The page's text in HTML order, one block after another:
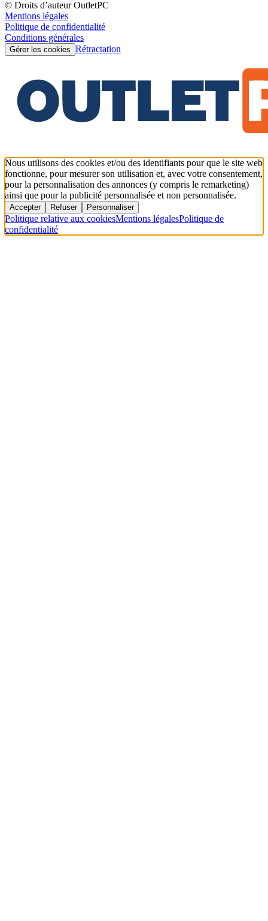
© Droits d’auteur OutletPC
Mentions légales
Politique de confidentialité
Conditions générales
Gérer les cookies Rétractation
Nous utilisons des cookies et/ou des identifiants pour que le site web
fonctionne, pour mesurer son utilisation et, avec votre consentement,
pour la personnalisation des annonces (y compris le remarketing)
ainsi que pour la publicité personnalisée et non personnalisée.
Accepter Refuser Personnaliser
Politique relative aux cookiesMentions légalesPolitique de
confidentialité